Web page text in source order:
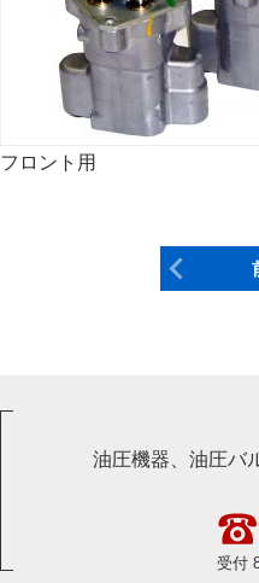
フロント用
油圧機器、油圧バ
受付